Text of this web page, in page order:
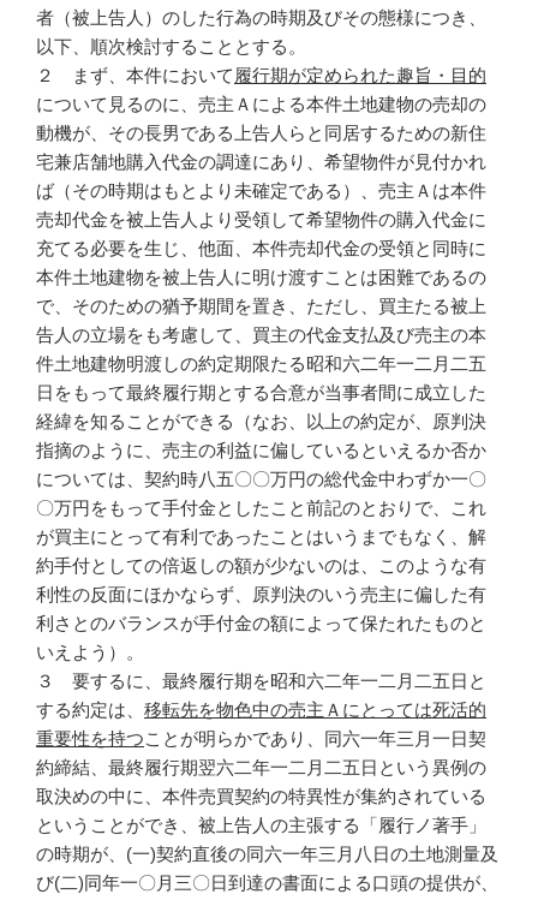
者（被上告人）のした行為の時期及びその態様につき、
以下、順次検討することとする。
２ まず、本件において 履行期が定められた趣旨・目的
について見るのに、売主Ａによる本件土地建物の売却の
動機が、その長男である上告人らと同居するための新住
宅兼店舗地購入代金の調達にあり、希望物件が見付かれ
ば（その時期はもとより未確定である）、売主Ａは本件
売却代金を被上告人より受領して希望物件の購入代金に
充てる必要を生じ、他面、本件売却代金の受領と同時に
本件土地建物を被上告人に明け渡すことは困難であるの
で、そのための猶予期間を置き、ただし、買主たる被上
告人の立場をも考慮して、買主の代金支払及び売主の本
件土地建物明渡しの約定期限たる昭和六二年一二月二五
日をもって最終履行期とする合意が当事者間に成立した
経緯を知ることができる（なお、以上の約定が、原判決
指摘のように、売主の利益に偏しているといえるか否か
については、契約時八五〇〇万円の総代金中わずか一〇
〇万円をもって手付金としたこと前記のとおりで、これ
が買主にとって有利であったことはいうまでもなく、解
約手付としての倍返しの額が少ないのは、このような有
利性の反面にほかならず、原判決のいう売主に偏した有
利さとのバランスが手付金の額によって保たれたものと
いえよう）。
３ 要するに、最終履行期を昭和六二年一二月二五日と
する約定は、 移転先を物色中の売主Ａにとっては死活的
重要性を持つことが明らかであり、同六一年三月一日契
約締結、最終履行期翌六二年一二月二五日という異例の
取決めの中に、本件売買契約の特異性が集約されている
ということができ、被上告人の主張する「履行ノ著手」
の時期が、(一)契約直後の同六一年三月八日の土地測量及
び(二)同年一〇月三〇日到達の書面による口頭の提供が、